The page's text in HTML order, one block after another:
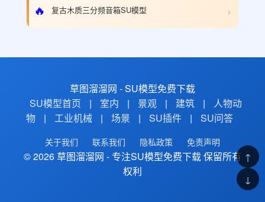
🔥 复古木质三分频音箱SU模型 ›
草图溜溜网 - SU模型免费下载
SU模型首页
| 室内 | 景观 | 建筑 |
人物动
物
| 工业机械 | 场景 | SU插件 | SU问答
关于我们 联系我们 隐私政策 免责声明
© 2026 草图溜溜网 - 专注SU模型免费下载 保留所有
权利
↑
↓